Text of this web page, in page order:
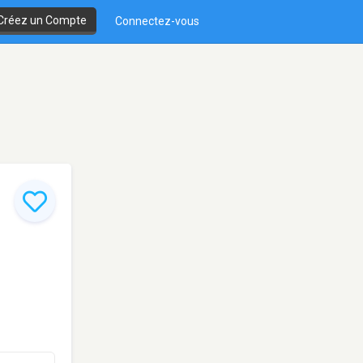
un Compte Connectez-vous